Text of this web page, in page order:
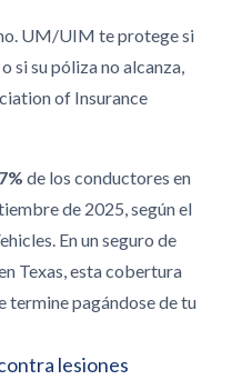
UM/UIM te protege si
si su póliza no alcanza,
of Insurance
de los conductores en
de 2025, según el
En un seguro de
Texas, esta cobertura
termine pagándose de tu
lesiones